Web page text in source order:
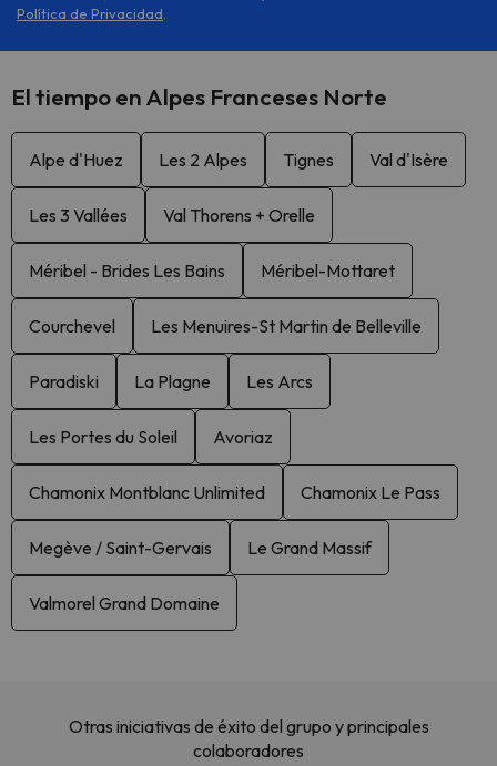
Política de Privacidad
El tiempo en Alpes Franceses Norte
Alpe d'Huez Les 2 Alpes Tignes Val d'Isère
Les 3 Vallées Val Thorens + Orelle
Méribel - Brides Les Bains Méribel-Mottaret
Courchevel Les Menuires-St Martin de Belleville
Paradiski La Plagne Les Arcs
Les Portes du Soleil Avoriaz
Chamonix Montblanc Unlimited Chamonix Le Pass
Megève / Saint-Gervais Le Grand Massif
Valmorel Grand Domaine
Otras iniciativas de éxito del grupo y principales
colaboradores